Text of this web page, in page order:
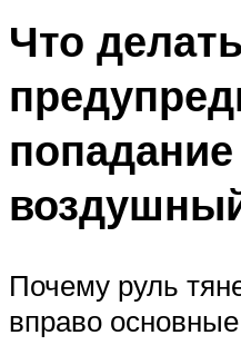
Что
Почему руль
вправо